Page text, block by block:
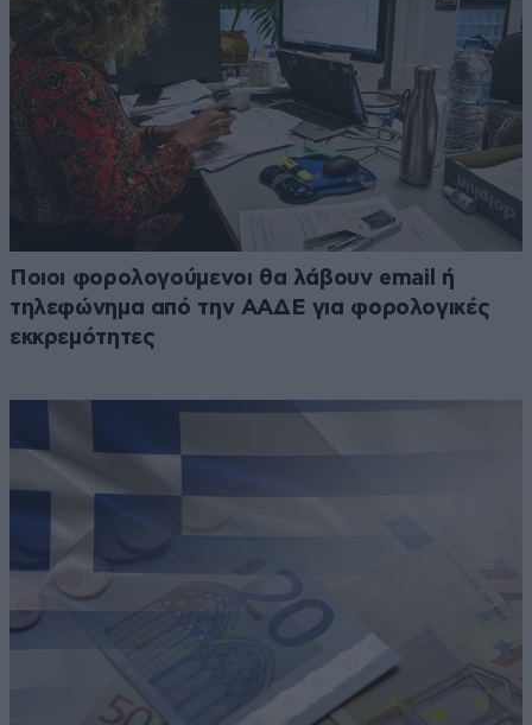
Ποιοι φορολογούμενοι θα λάβουν email ή
τηλεφώνημα από την ΑΑΔΕ για φορολογικές
εκκρεμότητες